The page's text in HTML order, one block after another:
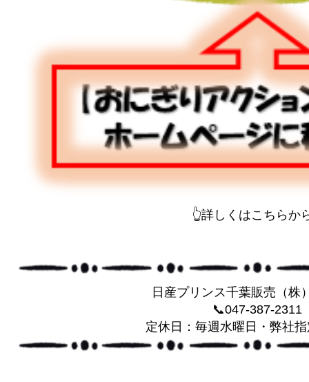
👆詳しくはこちらか
日産プリンス千葉販売（株
📞047-387-2311
定休日：毎週水曜日・弊社